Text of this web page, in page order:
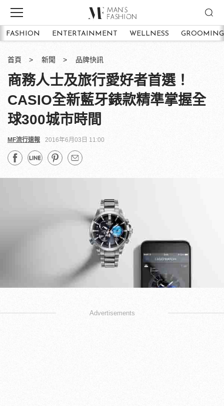
FASHION ENTERTAINMENT WELLNESS GROOMING
首頁 新聞 品牌快訊
商務人士及旅行愛好者首選！
CASIO全新藍牙錶款精準掌握全
球300城市時間
MF流行速報 2016年6月03日 11:00
Advertisements